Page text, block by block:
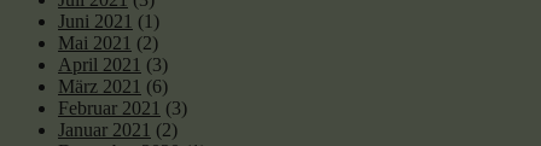
Juni 2021 (1)
Mai 2021 (2)
April 2021 (3)
März 2021 (6)
Februar 2021 (3)
Januar 2021 (2)